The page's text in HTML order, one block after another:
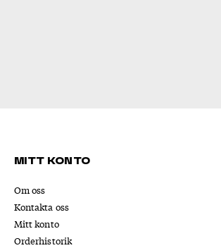
Mitt konto
Om oss
Kontakta oss
Mitt konto
Orderhistorik